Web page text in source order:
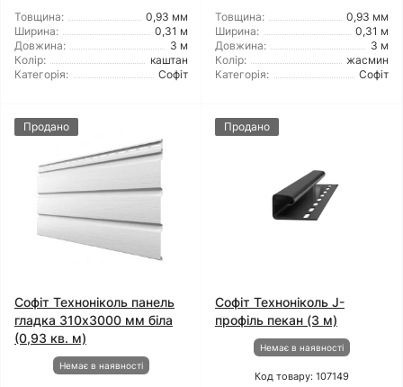
Товщина:
0,93 мм
Ширина:
0,31 м
Довжина:
3 м
Колір:
каштан
Категорія:
Софіт
Товщина:
0,93 мм
Ширина:
0,31 м
Довжина:
3 м
Колір:
жасмин
Категорія:
Софіт
Продано
Софіт Техноніколь панель
гладка 310х3000 мм біла
(0,93 кв. м)
Немає в наявності
Продано
Софіт Техноніколь J-
профіль пекан (3 м)
Немає в наявності
Код товару: 107149